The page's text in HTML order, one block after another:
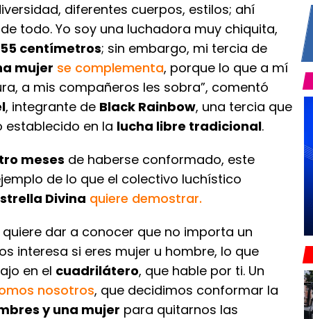
diferentes cuerpos, estilos; ahí
todo. Yo soy una luchadora muy chiquita,
centímetros; sin embargo, mi tercia de
mujer se complementa, porque lo que a mí
a mis compañeros les sobra”, comentó
, integrante de Black Rainbow, una tercia que
en la lucha libre tradicional.
meses de haberse conformado, este
de lo que el colectivo luchístico
Divina quiere demostrar.
dar a conocer que no importa un
interesa si eres mujer u hombre, lo que
en el cuadrilátero, que hable por ti. Un
nosotros, que decidimos conformar la
y una mujer para quitarnos las